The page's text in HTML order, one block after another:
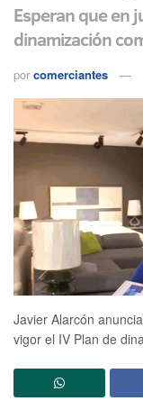
Esperan que en
dinamización
por comerciantes
Javier Alarcón
vigor el IV Plan de